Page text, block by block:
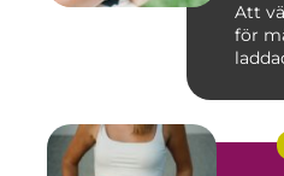
Att
för